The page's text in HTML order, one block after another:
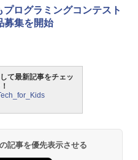
で音が聞ける!はじめてずかん
き ([バラエティ])
もう一度ひとつひとつわかり
訂版
ボードゲーム 「サーキット・
線回路をプログラミングする
書付 8歳~ 76341 誕生日 クリ
プログラミングコンテスト
募集を開始
て最新記事をチェッ
記事を優先表示させる